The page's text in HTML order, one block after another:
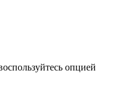
опцией